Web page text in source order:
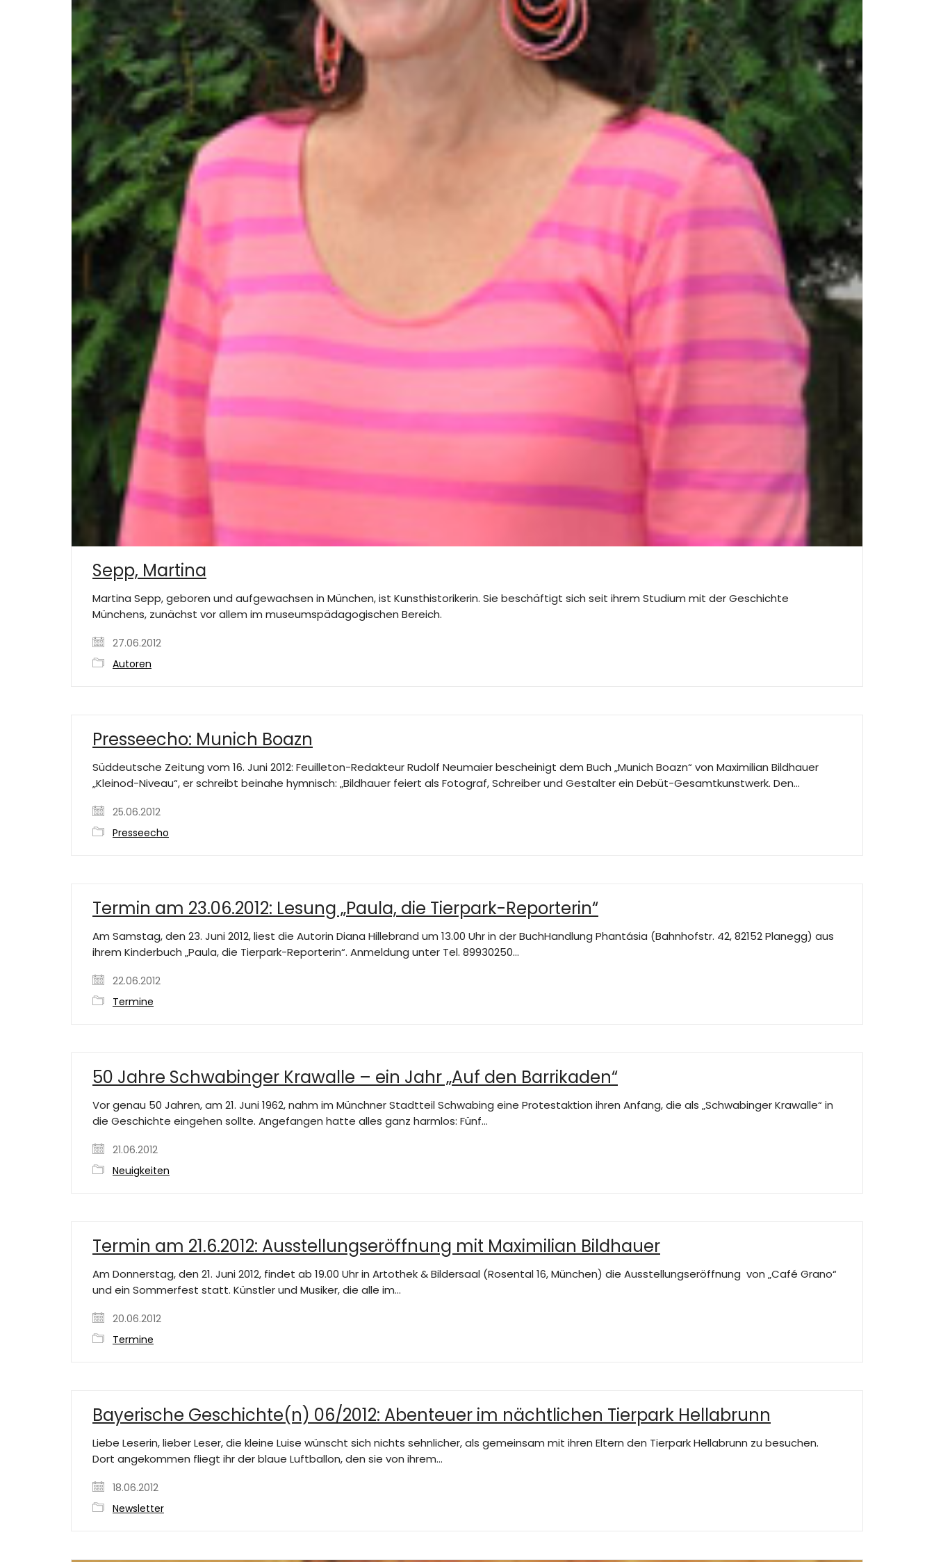
Sepp, Martina
Martina Sepp, geboren und aufgewachsen in München, ist Kunsthistorikerin. Sie beschäftigt sich seit ihrem Studium mit der Geschichte
Münchens, zunächst vor allem im museumspädagogischen Bereich.
27.06.2012
Autoren
Presseecho: Munich Boazn
Süddeutsche Zeitung vom 16. Juni 2012: Feuilleton-Redakteur Rudolf Neumaier bescheinigt dem Buch „Munich Boazn“ von Maximilian Bildhauer
„Kleinod-Niveau“, er schreibt beinahe hymnisch: „Bildhauer feiert als Fotograf, Schreiber und Gestalter ein Debüt-Gesamtkunstwerk. Den…
25.06.2012
Presseecho
Termin am 23.06.2012: Lesung „Paula, die Tierpark-Reporterin“
Am Samstag, den 23. Juni 2012, liest die Autorin Diana Hillebrand um 13.00 Uhr in der BuchHandlung Phantásia (Bahnhofstr. 42, 82152 Planegg) aus
ihrem Kinderbuch „Paula, die Tierpark-Reporterin“. Anmeldung unter Tel. 89930250…
22.06.2012
Termine
50 Jahre Schwabinger Krawalle – ein Jahr „Auf den Barrikaden“
Vor genau 50 Jahren, am 21. Juni 1962, nahm im Münchner Stadtteil Schwabing eine Protestaktion ihren Anfang, die als „Schwabinger Krawalle“ in
die Geschichte eingehen sollte. Angefangen hatte alles ganz harmlos: Fünf…
21.06.2012
Neuigkeiten
Termin am 21.6.2012: Ausstellungseröffnung mit Maximilian Bildhauer
Am Donnerstag, den 21. Juni 2012, findet ab 19.00 Uhr in Artothek & Bildersaal (Rosental 16, München) die Ausstellungseröffnung von „Café Grano“
und ein Sommerfest statt. Künstler und Musiker, die alle im…
20.06.2012
Termine
Bayerische Geschichte(n) 06/2012: Abenteuer im nächtlichen Tierpark Hellabrunn
Liebe Leserin, lieber Leser, die kleine Luise wünscht sich nichts sehnlicher, als gemeinsam mit ihren Eltern den Tierpark Hellabrunn zu besuchen.
Dort angekommen fliegt ihr der blaue Luftballon, den sie von ihrem…
18.06.2012
Newsletter